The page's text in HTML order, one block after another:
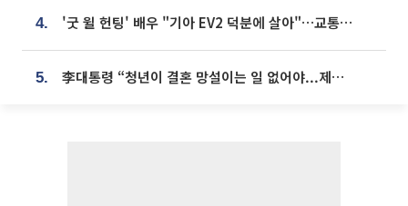
4. '굿 윌 헌팅' 배우 "기아 EV2 덕분에 살아"…교통사고 후 안전성 극찬
5. 李대통령 “청년이 결혼 망설이는 일 없어야...제도상 불이익 조사”